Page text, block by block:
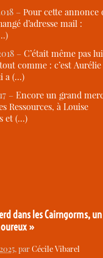
–Pour cette annonce
d’adresse mail :
–C’était même pas
comme : c’est Aurélie
a (…)
–Encore un grand
Ressources, à Louise
et (…)
dans les Cairngorms, un
»
, parCécile Vibarel